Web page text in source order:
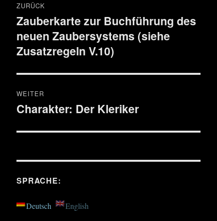
ZURÜCK
Vorheriger
Beitrag:
Zauberkarte zur Buchführung des
neuen Zaubersystems (siehe
Zusatzregeln V.10)
WEITER
Nächster
Charakter: Der Kleriker
SPRACHE:
Deutsch English